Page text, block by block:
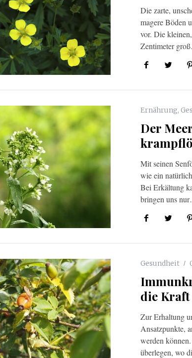
Die zarte,
magere Böden
vor. Die
Zentimeter
Ernährung,
Der
Mit seinen
wie ein
Bei Erkältung
bringen uns
Gesundheit
die
Zur Erhaltung
Ansatzpunkte,
werden
überlegen, wo